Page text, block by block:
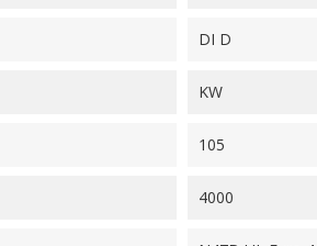
DI D
KW
105
4000